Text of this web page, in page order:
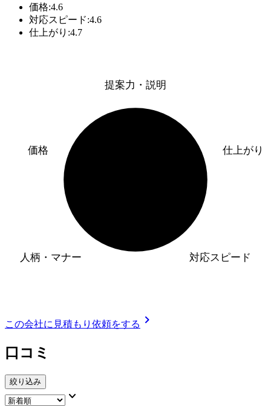
価格:4.6
対応スピード:4.6
仕上がり:4.7
提案力・説明
仕上がり
対応スピード
人柄・マナー
価格
この会社に見積もり依頼をする chevron_right
口コミ
絞り込み
keyboard_arrow_down